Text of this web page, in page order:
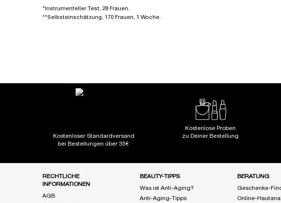
*Instrumenteller Test, 28 Frauen.
**Selbsteinschätzung, 170 Frauen, 1 Woche.
GOES WITH YOUR FRAGRANCE
SICHERHEITSINFORMATIONEN
Kostenloser Standardversand
bei Bestellungen über 35€
Kostenlose Proben
zu Deiner Bestellung
RECHTLICHE
INFORMATIONEN
AGB
BEAUTY-TIPPS
Was ist Anti-Aging?
Anti-Aging-Tipps
BERATUNG
Geschenke-
Online-